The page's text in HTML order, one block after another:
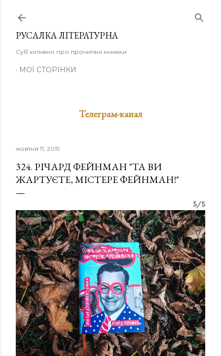
РУСАЛКА ЛІТЕРАТУРНА
Суб’єктивно про прочитані книжки
МОЇ СТОРІНКИ
Телеграм-канал
жовтня 11, 2019
324. РІЧАРД ФЕЙНМАН "ТА ВИ
ЖАРТУЄТЕ, МІСТЕРЕ ФЕЙНМАН!"
5/5